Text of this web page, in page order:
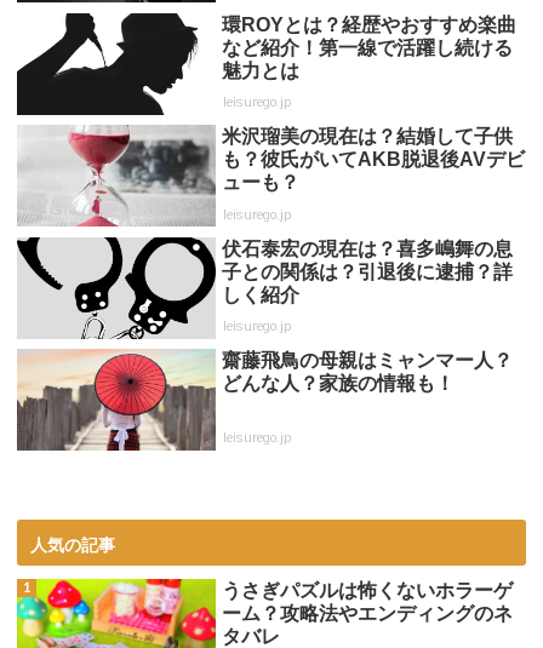
環ROYとは？経歴やおすすめ楽曲
など紹介！第一線で活躍し続ける
魅力とは
leisurego.jp
米沢瑠美の現在は？結婚して子供
も？彼氏がいてAKB脱退後AVデビ
ューも？
leisurego.jp
伏石泰宏の現在は？喜多嶋舞の息
子との関係は？引退後に逮捕？詳
しく紹介
leisurego.jp
齋藤飛鳥の母親はミャンマー人？
どんな人？家族の情報も！
leisurego.jp
人気の記事
うさぎパズルは怖くないホラーゲ
ーム？攻略法やエンディングのネ
タバレ